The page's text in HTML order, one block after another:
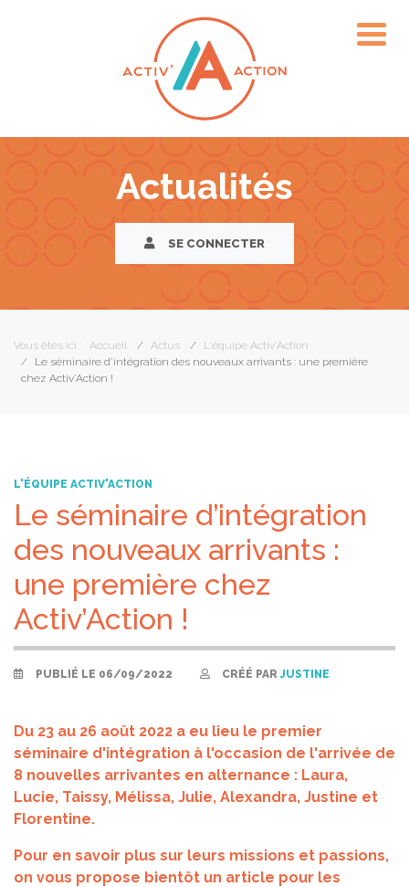
Actualités
SE CONNECTER
Vous êtes ici : Accueil Actus
L'équipe Activ'Action
Le séminaire d’intégration des nouveaux arrivants : une première
chez Activ’Action !
L'ÉQUIPE ACTIV'ACTION
Le séminaire d’intégration
des nouveaux arrivants :
une première chez
Activ’Action !
PUBLIÉ LE 06/09/2022 CRÉÉ PAR JUSTINE
Du 23 au 26 août 2022 a eu lieu le premier
séminaire d'intégration à l'occasion de l'arrivée de
8 nouvelles arrivantes en alternance : Laura,
Lucie, Taissy, Mélissa, Julie, Alexandra, Justine et
Florentine.
Pour en savoir plus sur leurs missions et passions,
on vous propose bientôt un article pour les